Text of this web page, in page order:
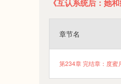
《互认系统后：她
章节名
第234章 完结章：度蜜